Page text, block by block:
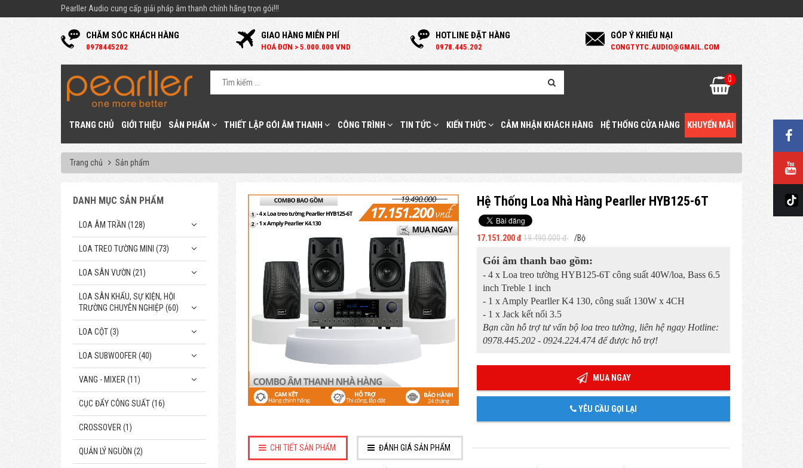
Pearller Audio cung cấp giải pháp âm thanh chính hãng trọn gói!!!
CHĂM SÓC KHÁCH HÀNG
0978445202
GIAO HÀNG MIỄN PHÍ
HOÁ ĐƠN > 5.000.000 VND
HOTLINE ĐẶT HÀNG
0978.445.202
GÓP Ý KHIẾU NẠI
CONGTYTC.AUDIO@GMAIL.COM
0
TRANG CHỦ GIỚI THIỆU SẢN PHẨM THIẾT LẬP GÓI ÂM THANH CÔNG TRÌNH TIN TỨC KIẾN THỨC CẢM NHẬN KHÁCH HÀNG HỆ THỐNG CỬA HÀNG KHUYẾN MÃI
Trang chủ Sản phẩm
Hệ Thống Loa Nhà Hàng Pearller HYB125-6T
17.151.200 đ 19.490.000 đ /Bộ
Gói âm thanh bao gồm:
- 4 x Loa treo tường HYB125-6T công suất 40W/loa, Bass 6.5
inch Treble 1 inch
- 1 x Amply Pearller K4 130, công suất 130W x 4CH
- 1 x Jack kết nối 3.5
Bạn cần hỗ trợ tư vấn bộ loa treo tường, liên hệ ngay Hotline:
0978.445.202 - 0924.224.474 để được hỗ trợ!
MUA NGAY
YÊU CẦU GỌI LẠI
CHI TIẾT SẢN PHẨM ĐÁNH GIÁ SẢN PHẨM
DANH MỤC SẢN PHẨM
LOA ÂM TRẦN (128)
LOA TREO TƯỜNG MINI (73)
LOA SÂN VƯỜN (21)
LOA SÂN KHẤU, SỰ KIỆN, HỘI
TRƯỜNG CHUYÊN NGHIỆP (60)
LOA CỘT (3)
LOA SUBWOOFER (40)
VANG - MIXER (11)
CỤC ĐẨY CÔNG SUẤT (16)
CROSSOVER (1)
QUẢN LÝ NGUỒN (2)